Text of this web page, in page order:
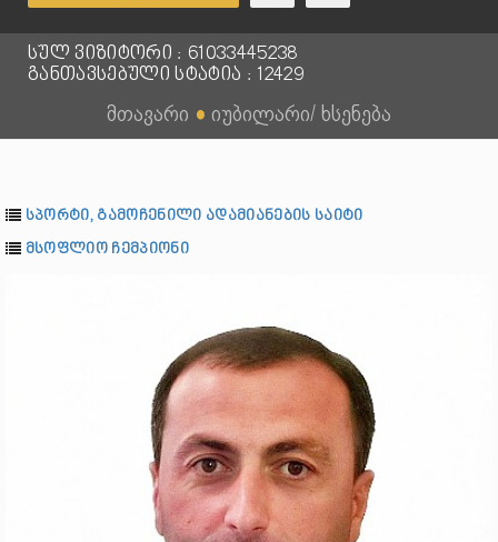
სულ ვიზიტორი : 61033445238
განთავსებული სტატია : 12429
მთავარი ● იუბილარი/ ხსენება
სპორტი, გამოჩენილი ადამიანების საიტი
მსოფლიო ჩემპიონი